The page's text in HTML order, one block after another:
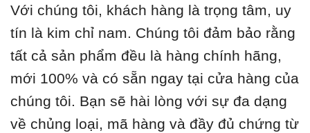
Với chúng tôi, khách hàng là trọng tâm, uy
tín là kim chỉ nam. Chúng tôi đảm bảo rằng
tất cả sản phẩm đều là hàng chính hãng,
mới 100% và có sẵn ngay tại cửa hàng của
chúng tôi. Bạn sẽ hài lòng với sự đa dạng
về chủng loại, mã hàng và đầy đủ chứng từ